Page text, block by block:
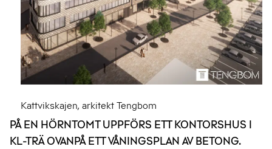
Kattvikskajen, arkitekt Tengbom
PÅ EN HÖRNTOMT UPPFÖRS ETT KONTORSHUS I
KL-TRÄ OVANPÅ ETT VÅNINGSPLAN AV BETONG.